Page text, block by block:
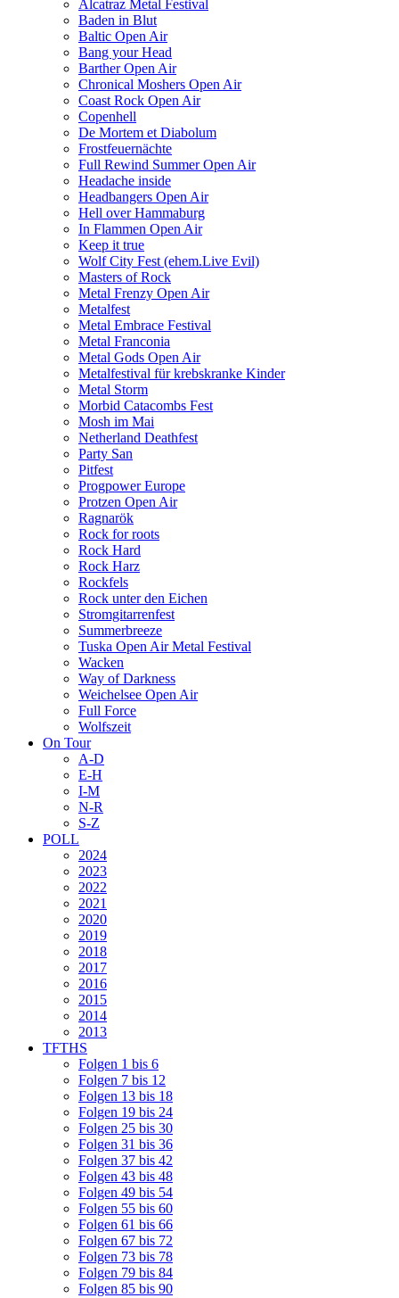
Alcatraz Metal Festival
Baden in Blut
Baltic Open Air
Bang your Head
Barther Open Air
Chronical Moshers Open Air
Coast Rock Open Air
Copenhell
De Mortem et Diabolum
Frostfeuernächte
Full Rewind Summer Open Air
Headache inside
Headbangers Open Air
Hell over Hammaburg
In Flammen Open Air
Keep it true
Wolf City Fest (ehem.Live Evil)
Masters of Rock
Metal Frenzy Open Air
Metalfest
Metal Embrace Festival
Metal Franconia
Metal Gods Open Air
Metalfestival für krebskranke Kinder
Metal Storm
Morbid Catacombs Fest
Mosh im Mai
Netherland Deathfest
Party San
Pitfest
Progpower Europe
Protzen Open Air
Ragnarök
Rock for roots
Rock Hard
Rock Harz
Rockfels
Rock unter den Eichen
Stromgitarrenfest
Summerbreeze
Tuska Open Air Metal Festival
Wacken
Way of Darkness
Weichelsee Open Air
Full Force
Wolfszeit
On Tour
A-D
E-H
I-M
N-R
S-Z
POLL
2024
2023
2022
2021
2020
2019
2018
2017
2016
2015
2014
2013
TFTHS
Folgen 1 bis 6
Folgen 7 bis 12
Folgen 13 bis 18
Folgen 19 bis 24
Folgen 25 bis 30
Folgen 31 bis 36
Folgen 37 bis 42
Folgen 43 bis 48
Folgen 49 bis 54
Folgen 55 bis 60
Folgen 61 bis 66
Folgen 67 bis 72
Folgen 73 bis 78
Folgen 79 bis 84
Folgen 85 bis 90